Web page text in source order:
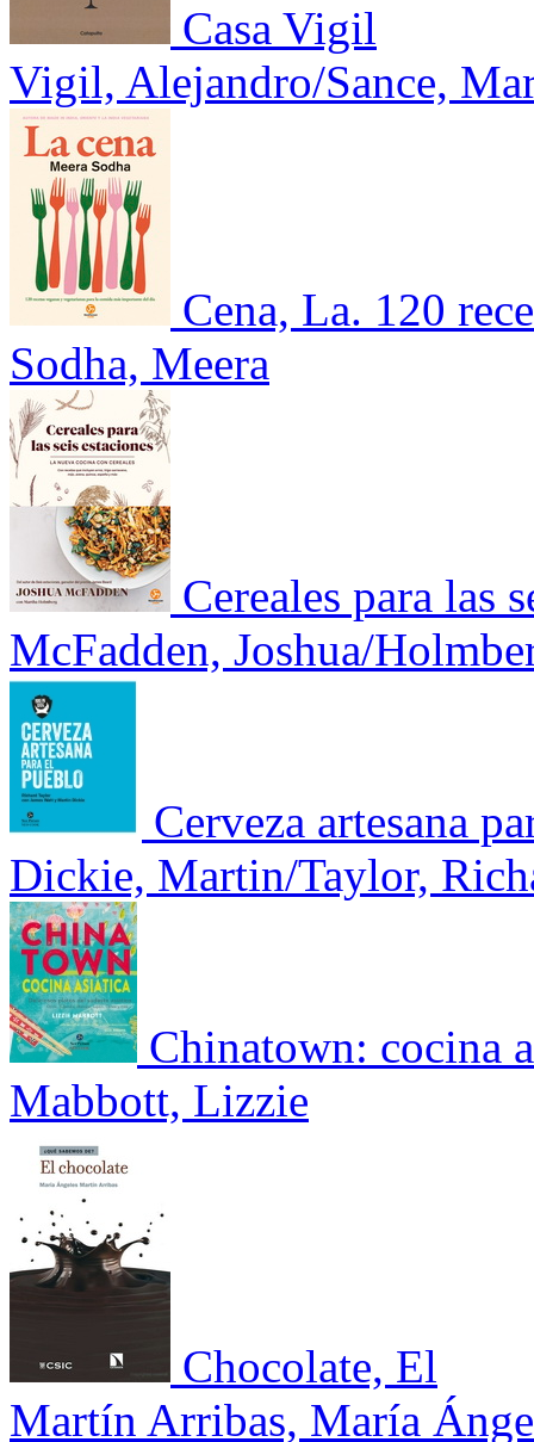
Casa Vigil
Vigil, Alejandro/Sance,
Cena, La. 120
Sodha, Meera
Cereales para las
McFadden, Joshua/
Cerveza artesana
Dickie, Martin/Taylor,
Chinatown: cocina
Mabbott, Lizzie
Chocolate, El
Martín Arribas, María